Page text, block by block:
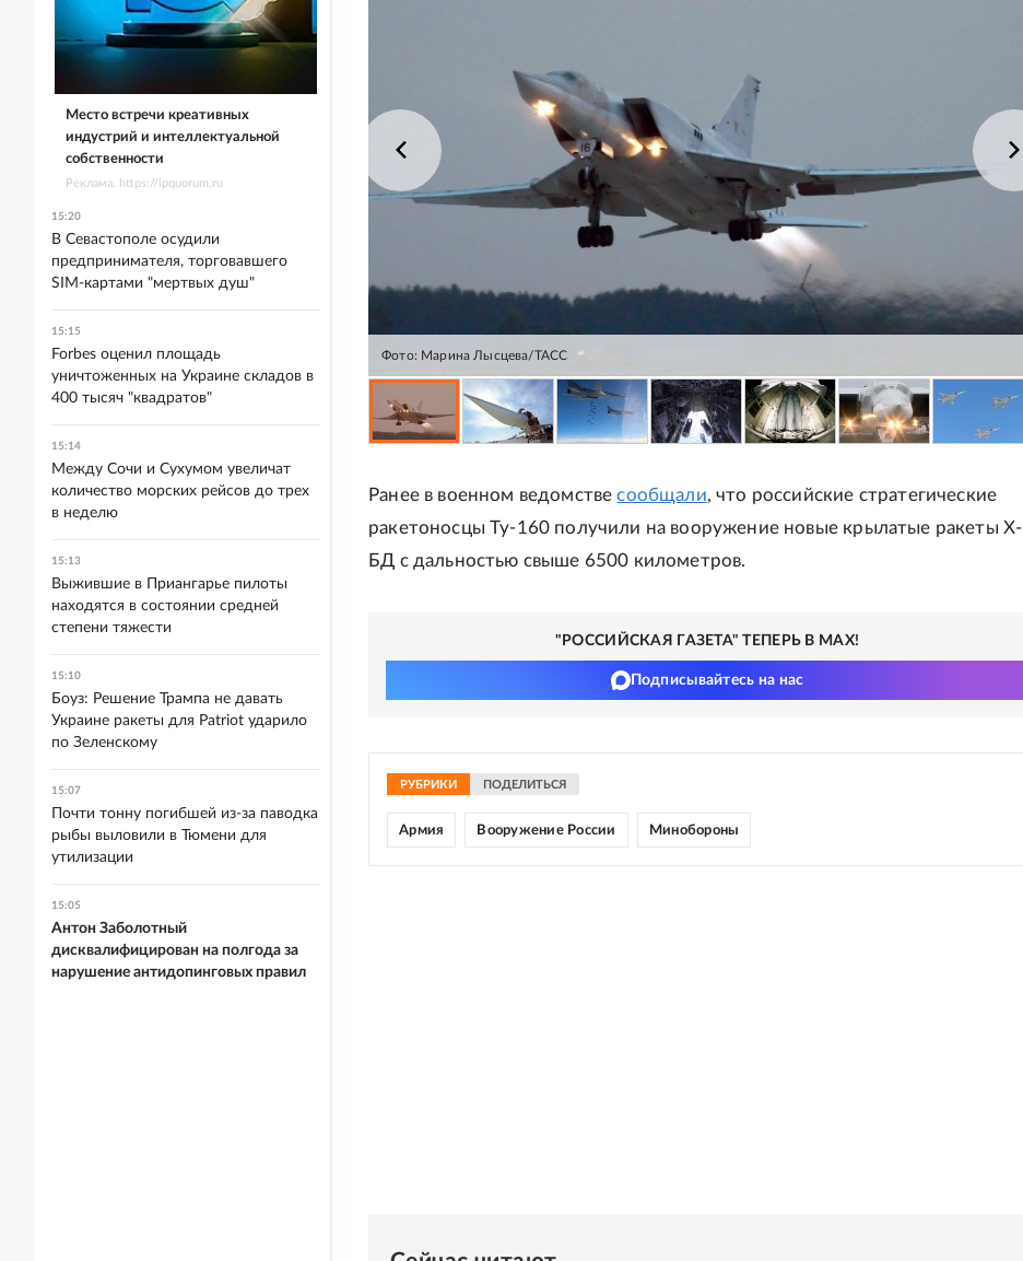
Фото: Марина Лысцева/ТАСС
Ранее в военном ведомствесообщали, что российские стратегические
ракетоносцы Ту-160 получили на вооружение новые крылатые ракеты Х-
БД с дальностью свыше 6500 километров.
"РОССИЙСКАЯ ГАЗЕТА" ТЕПЕРЬ В MAX!
Подписывайтесь на нас
РУБРИКИ ПОДЕЛИТЬСЯ
Армия Вооружение России Минобороны
Место встречи креативных
индустрий и интеллектуальной
собственности
Реклама. https://ipquorum.ru
15:20
В Севастополе осудили
предпринимателя, торговавшего
SIM-картами "мертвых душ"
15:15
Forbes оценил площадь
уничтоженных на Украине складов в
400 тысяч "квадратов"
15:14
Между Сочи и Сухумом увеличат
количество морских рейсов до трех
в неделю
15:13
Выжившие в Приангарье пилоты
находятся в состоянии средней
степени тяжести
15:10
Боуз: Решение Трампа не давать
Украине ракеты для Patriot ударило
по Зеленскому
15:07
Почти тонну погибшей из-за паводка
рыбы выловили в Тюмени для
утилизации
15:05
Антон Заболотный
дисквалифицирован на полгода за
нарушение антидопинговых правил